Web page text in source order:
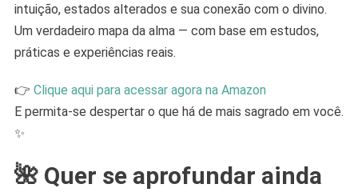
intuição, estados alterados e sua conexão com o divino.
Um verdadeiro mapa da alma — com base em estudos,
práticas e experiências reais.
👉 Clique aqui para acessar agora na Amazon
E permita-se despertar o que há de mais sagrado em você.
✨
🌺 Quer se aprofundar ainda